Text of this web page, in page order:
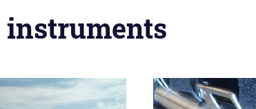
instruments